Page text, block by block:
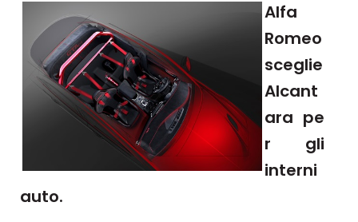
Username
Password
Ricordami
Alfa
Romeo
sceglie
Alcant
ara pe
r gli
interni
auto.